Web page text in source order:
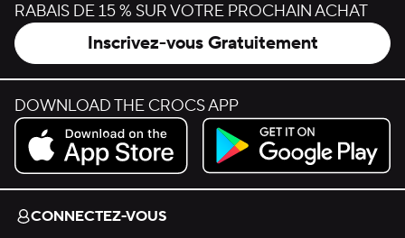
RABAIS DE 15 % SUR VOTRE PROCHAIN ACHAT
Inscrivez-vous Gratuitement
DOWNLOAD THE CROCS APP
Download on the App Store.
Get it on Google Play.
CONNECTEZ-VOUS